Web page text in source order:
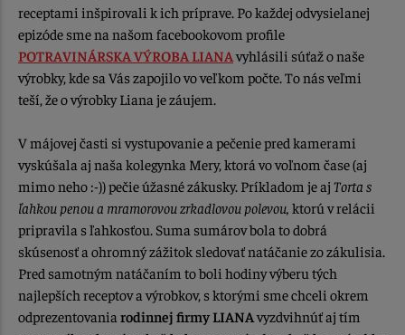
receptami inšpirovali k ich príprave. Po každej odvysielanej
epizóde sme na našom facebookovom profile
POTRAVINÁRSKA VÝROBA LIANAvyhlásili súťaž o naše
výrobky, kde sa Vás zapojilo vo veľkom počte. To nás veľmi
teší, že o výrobky Liana je záujem.
V májovej časti si vystupovanie a pečenie pred kamerami
vyskúšala aj naša kolegynka Mery, ktorá vo voľnom čase (aj
mimo neho :-)) pečie úžasné zákusky. Príkladom je aj Torta s
ľahkou penou a mramorovou zrkadlovou polevou, ktorú v relácii
pripravila s ľahkosťou. Suma sumárov bola to dobrá
skúsenosť a ohromný zážitok sledovať natáčanie zo zákulisia.
Pred samotným natáčaním to boli hodiny výberu tých
najlepších receptov a výrobkov, s ktorými sme chceli okrem
odprezentovania rodinnej firmy LIANAvyzdvihnúť aj tím